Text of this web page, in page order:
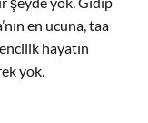
en ucuna, taa
hayatın
yok.